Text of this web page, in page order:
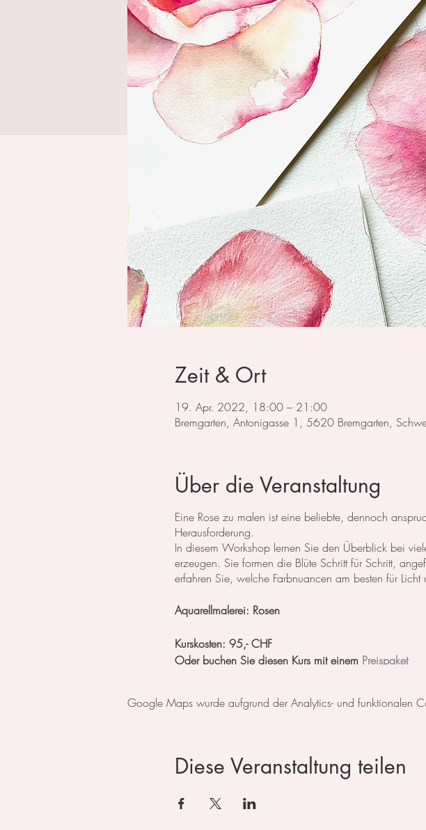
Zeit & Ort
19. Apr. 2022, 18:00 – 21:00
Bremgarten, Antonigasse 1, 5620 Bremgarten,
Über die Veranstaltung
Eine Rose zu malen ist eine beliebte, dennoch
Herausforderung.
In diesem Workshop lernen Sie den Überblick bei
erzeugen. Sie formen die Blüte Schritt für Schritt,
erfahren Sie, welche Farbnuancen am besten für
Aquarellmalerei: Rosen
Kurskosten: 95,- CHF
Oder buchen Sie diesen Kurs mit einem Preispaket
Im Atelier steht das Material zum testen und probieren
Anmeldung über diesen Kalender
Telefonisch (079 859 49 33)
oder per eMail (
Google Maps wurde aufgrund der Analytics- und funktionalen
Diese Veranstaltung teilen